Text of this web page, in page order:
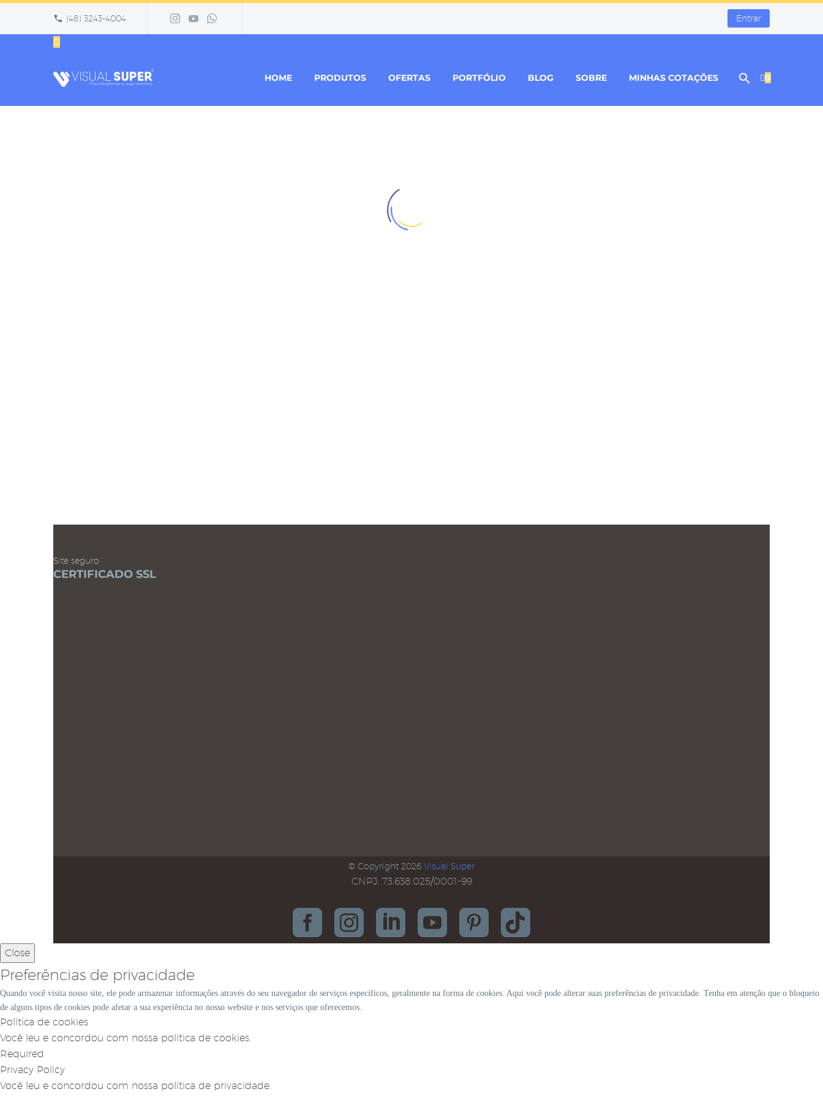
(48) 3243-4004 Entrar
0
HOME PRODUTOS OFERTAS PORTFÓLIO BLOG SOBRE MINHAS COTAÇÕES 0
Site seguro
CERTIFICADO SSL
© Copyright 2026 Visual Super
CNPJ: 73.638.025/0001-99
Close
Preferências de privacidade
Quando você visita nosso site, ele pode armazenar informações através do seu navegador de serviços específicos, geralmente na forma de cookies. Aqui você pode alterar suas preferências de privacidade. Tenha em atenção que o bloqueio
de alguns tipos de cookies pode afetar a sua experiência no nosso website e nos serviços que oferecemos.
Política de cookies
Você leu e concordou com nossa política de cookies.
Required
Privacy Policy
Você leu e concordou com nossa política de privacidade.